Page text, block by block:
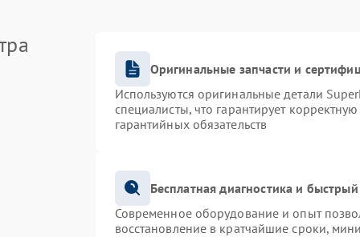
Оригинальные запчасти и
Используются оригинальные детали
специалисты, что гарантирует
гарантийных обязательств
Бесплатная диагностика и
Современное оборудование и опыт
восстановление в кратчайшие сроки,